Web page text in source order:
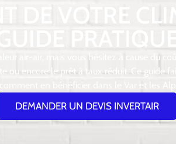
DE VOTRE
PRATIQUE
air-air, mais vous hésitez à cause du
encore le prêt à taux réduit. Ce guide
comment en bénéficier dans le Var et les
DEMANDER UN DEVIS INVERTAIR